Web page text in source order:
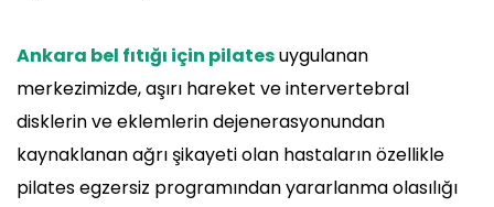
Ankara bel fıtığı için pilatesuygulanan
merkezimizde, aşırı hareket ve intervertebral
disklerin ve eklemlerin dejenerasyonundan
kaynaklanan ağrı şikayeti olan hastaların özellikle
pilates egzersiz programından yararlanma olasılığı